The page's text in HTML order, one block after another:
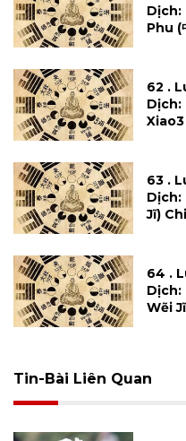
Dịch:
Phu (
62 .
Dịch:
63 .
Dịch:
Jĩ)
64 .
Dịch:
Wẽi
Tin-Bài Liên Quan